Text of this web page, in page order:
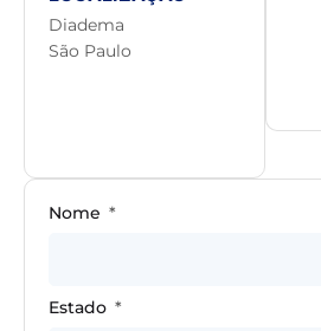
Diadema
São Paulo
Nome
Estado